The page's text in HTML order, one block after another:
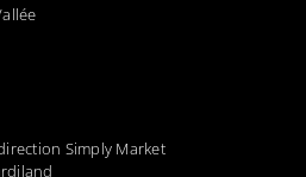
Simply Market